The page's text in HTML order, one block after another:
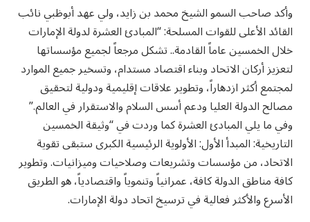
وأكد صاحب السمو الشيخ محمد بن زايد، ولي عهد أبوظبي نائب
القائد الأعلى للقوات المسلحة: “المبادئ العشرة لدولة الإمارات
خلال الخمسين عاماً القادمة.. تشكل مرجعاً لجميع مؤسساتها
لتعزيز أركان الاتحاد وبناء اقتصاد مستدام، وتسخير جميع الموارد
لمجتمع أكثر ازدهاراً، وتطوير علاقات إقليمية ودولية لتحقيق
مصالح الدولة العليا ودعم أسس السلام والاستقرار في العالم.”
وفي ما يلي المبادئ العشرة كما وردت في “وثيقة الخمسين
التاريخية: المبدأ الأول: الأولوية الرئيسية الكبرى ستبقى تقوية
الاتحاد، من مؤسسات وتشريعات وصلاحيات وميزانيات. وتطوير
كافة مناطق الدولة كافة، عمرانياً وتنموياً واقتصادياً، هو الطريق
الأسرع والأكثر فعالية في ترسيخ اتحاد دولة الإمارات.